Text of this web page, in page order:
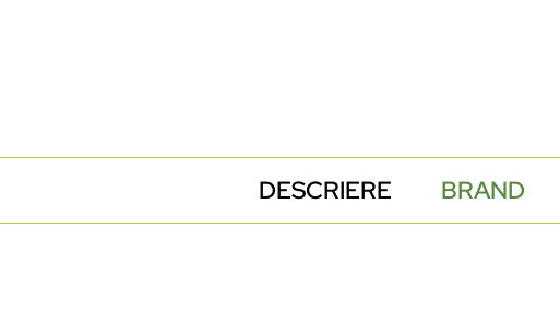
DESCRIERE BRAND